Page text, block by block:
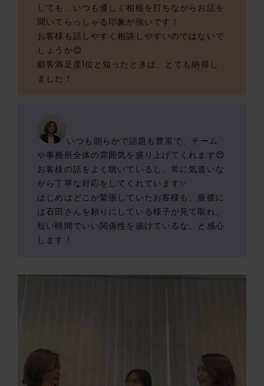
しても、いつも優しく相槌を打ちながらお話を
聞いてらっしゃる印象が強いです！
お客様も話しやすく相談しやすいのではないで
しょうか😌
顧客満足度1位と知ったときは、とても納得し
ました！
いつも朗らかで話題も豊富で、チーム
や事務所全体の雰囲気を盛り上げてくれます😊
お客様の話をよく聴いているし、常に気遣いな
がら丁寧な対応をしてくれています✨
はじめはどこか緊張していたお客様も、最後に
は石田さんを頼りにしている様子が見て取れ、
短い時間でいい関係性を築けているな、と感心
します！